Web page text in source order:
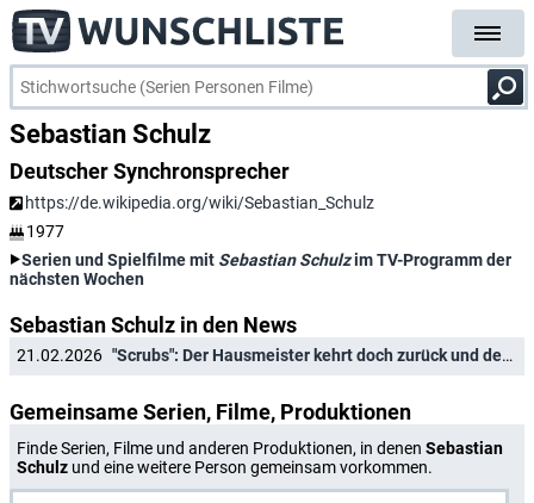
Sebastian Schulz
Deutscher Synchronsprecher
https://de.wikipedia.org/wiki/Sebastian_Schulz
1977
Serien und Spielfilme mit Sebastian Schulzim TV-Programm der
nächsten Wochen
Sebastian Schulz in den News
21.02.2026 "Scrubs": Der Hausmeister kehrt doch zurück und deutsche Synchronsprecher bleiben erhalten
Gemeinsame Serien, Filme, Produktionen
Finde Serien, Filme und anderen Produktionen, in denen Sebastian
Schulz und eine weitere Person gemeinsam vorkommen.